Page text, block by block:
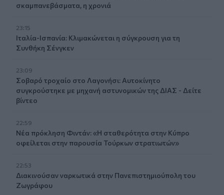
σκαμπανεβάσματα, η χρονιά
23:15
Ιταλία-Ισπανία: Κλιμακώνεται η σύγκρουση για τη
Συνθήκη Σένγκεν
23:09
Σοβαρό τροχαίο στο Λαγονήσι: Αυτοκίνητο
συγκρούστηκε με μηχανή αστυνομικών της ΔΙΑΣ - Δείτε
βίντεο
22:59
Νέα πρόκληση Φιντάν: «Η σταθερότητα στην Κύπρο
οφείλεται στην παρουσία Τούρκων στρατιωτών»
22:53
Διακινούσαν ναρκωτικά στην Πανεπιστημιούπολη του
Ζωγράφου